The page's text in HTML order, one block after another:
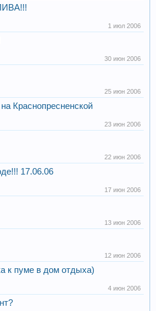
1 июл 2006
30 июн 2006
25 июн 2006
Краснопресненской
23 июн 2006
22 июн 2006
17.06.06
17 июн 2006
13 июн 2006
12 июн 2006
к пуме в дом отдыха)
4 июн 2006